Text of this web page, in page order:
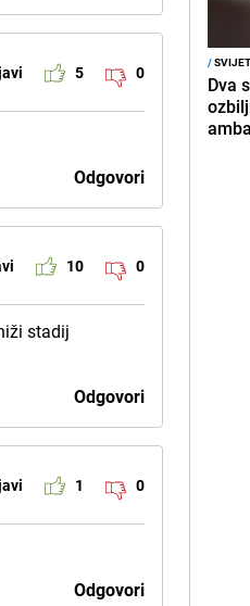
5 0
Odgovori
10 0
stadij
Odgovori
1 0
Odgovori
/SVIJET
Dva